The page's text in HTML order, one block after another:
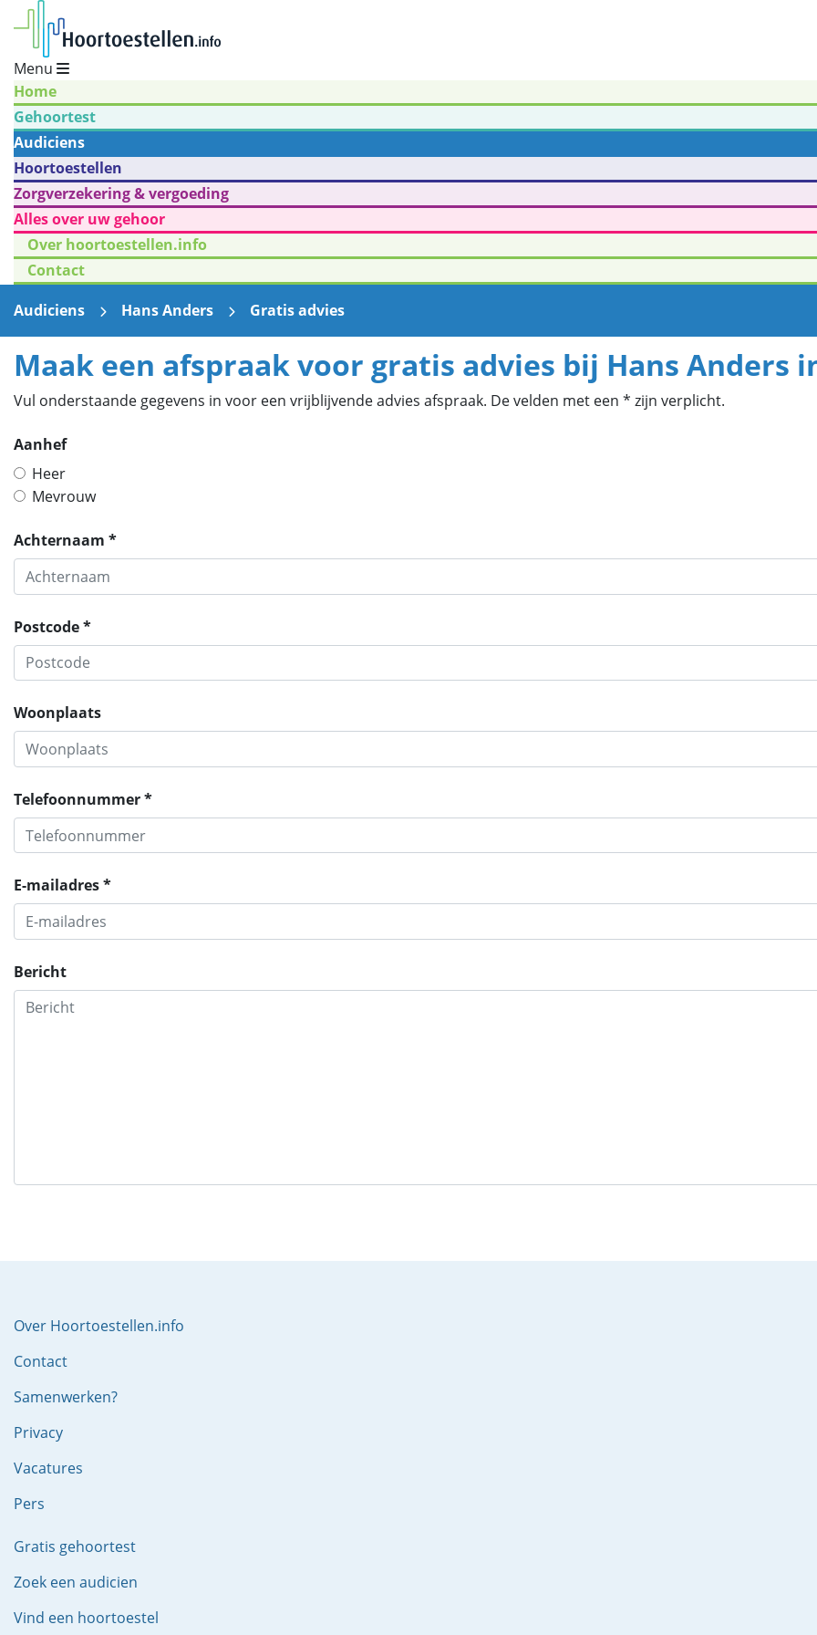
Menu
Home
Gehoortest
Audiciens
Hoortoestellen
Zorgverzekering & vergoeding
Alles over uw gehoor
Over hoortoestellen.info
Contact
Audiciens
Hans Anders Gratis advies
Maak een afspraak voor gratis advies bij Hans Anders
Vul onderstaande gegevens in voor een vrijblijvende advies afspraak. De velden met een * zijn verplicht.
Aanhef
Heer
Mevrouw
Achternaam *
Postcode *
Woonplaats
Telefoonnummer *
E-mailadres *
Bericht
Over Hoortoestellen.info
Contact
Samenwerken?
Privacy
Vacatures
Pers
Gratis gehoortest
Zoek een audicien
Vind een hoortoestel